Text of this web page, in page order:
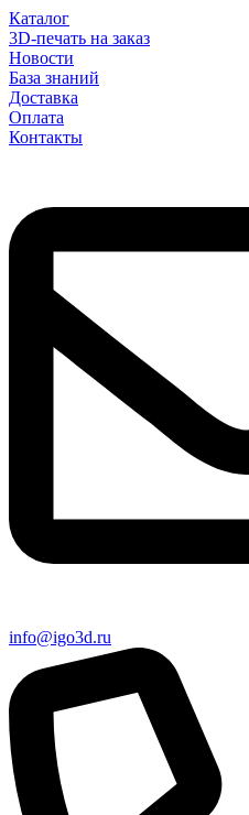
Каталог
3D-печать на заказ
Новости
База знаний
Доставка
Оплата
Контакты
info@igo3d.ru